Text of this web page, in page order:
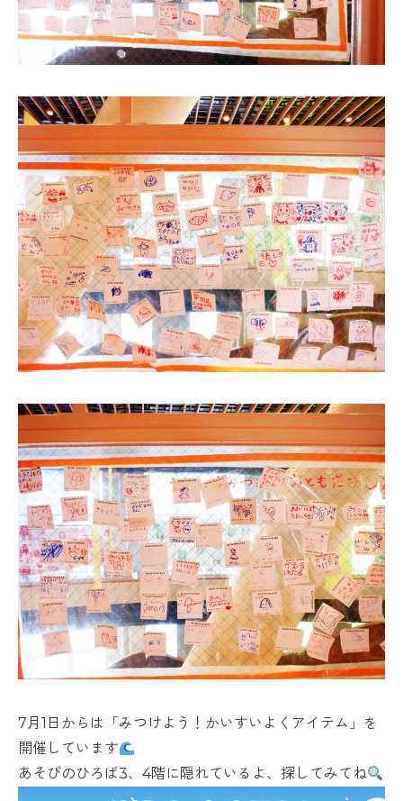
7月1日からは「みつけよう！かいすいよくアイテム」を
開催しています
あそびのひろば3、4階に隠れているよ、探してみてね